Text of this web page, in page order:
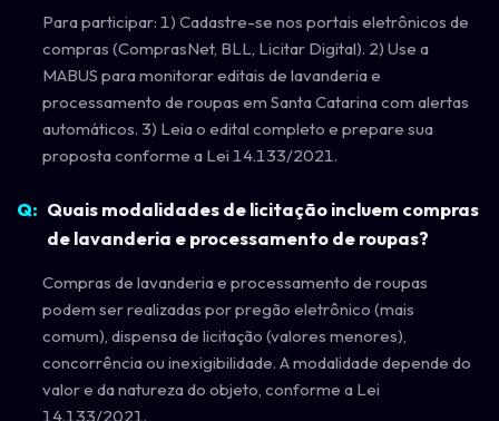
Para participar: 1) Cadastre-se nos portais eletrônicos de
compras (ComprasNet, BLL, Licitar Digital). 2) Use a
MABUS para monitorar editais de lavanderia e
processamento de roupas em Santa Catarina com alertas
automáticos. 3) Leia o edital completo e prepare sua
proposta conforme a Lei 14.133/2021.
Quais modalidades de licitação incluem compras
de lavanderia e processamento de roupas?
Compras de lavanderia e processamento de roupas
podem ser realizadas por pregão eletrônico (mais
comum), dispensa de licitação (valores menores),
concorrência ou inexigibilidade. A modalidade depende do
valor e da natureza do objeto, conforme a Lei
14.133/2021.